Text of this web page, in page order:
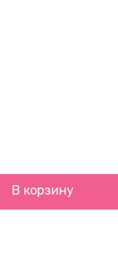
В корзину